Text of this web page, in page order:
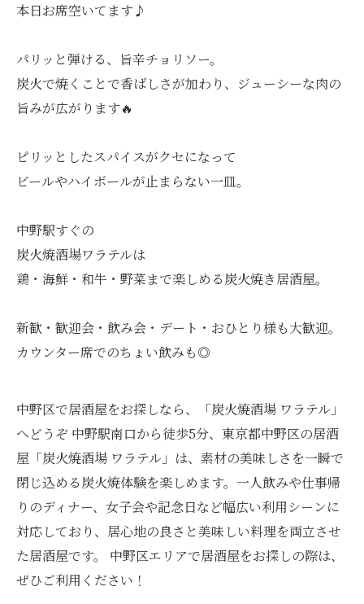
本日お席空いてます♪
パリッと弾ける、旨辛チョリソー。
炭火で焼くことで香ばしさが加わり、ジューシーな肉の
旨みが広がります🔥
ピリッとしたスパイスがクセになって
ビールやハイボールが止まらない一皿。
中野駅すぐの
炭火焼酒場ワラテルは
鶏・海鮮・和牛・野菜まで楽しめる炭火焼き居酒屋。
新歓・歓迎会・飲み会・デート・おひとり様も大歓迎。
カウンター席でのちょい飲みも◎
中野区で居酒屋をお探しなら、「炭火焼酒場 ワラテル」
へどうぞ 中野駅南口から徒歩5分、東京都中野区の居酒
屋「炭火焼酒場 ワラテル」は、素材の美味しさを一瞬で
閉じ込める炭火焼体験を楽しめます。一人飲みや仕事帰
りのディナー、女子会や記念日など幅広い利用シーンに
対応しており、居心地の良さと美味しい料理を両立させ
た居酒屋です。 中野区エリアで居酒屋をお探しの際は、
ぜひご利用ください！